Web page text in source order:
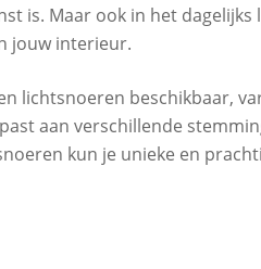
is. Maar ook in het
jouw interieur.
lichtsnoeren beschikbaar,
aan verschillende
kun je unieke en